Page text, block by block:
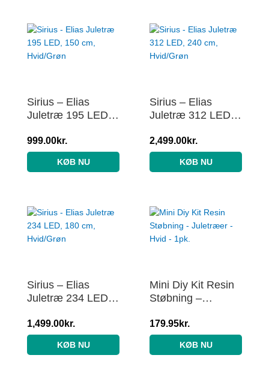
Sirius – Elias
Juletræ 195 LED,
999.00kr.
KØB NU
Sirius – Elias
Juletræ 312 LED,
2,499.00kr.
KØB NU
Sirius – Elias
Juletræ 234 LED,
1,499.00kr.
KØB NU
Mini Diy Kit Resin
Støbning –
1pk.
179.95kr.
KØB NU